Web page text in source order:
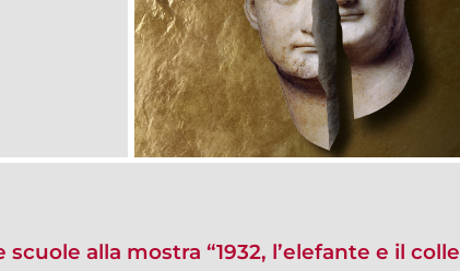
scuole alla mostra “1932, l’elefante e il colle